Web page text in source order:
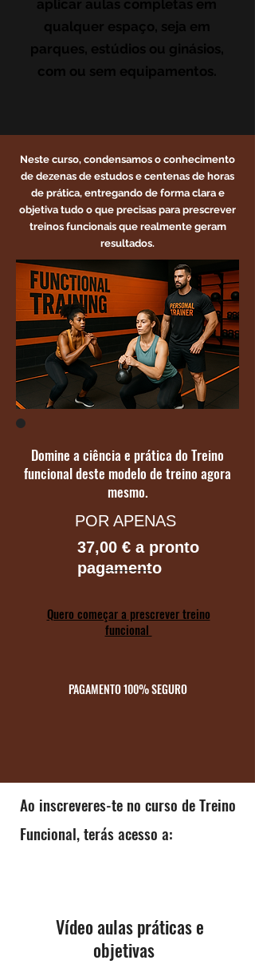
aplicar aulas completas em
qualquer espaço, seja em
parques, estúdios ou ginásios,
com ou sem equipamentos.
Neste curso, condensamos o conhecimento
de dezenas de estudos e centenas de horas
de prática, entregando de forma clara e
objetiva tudo o que precisas para prescrever
treinos funcionais que realmente geram
resultados.
Domine a ciência e prática do Treino
funcional deste modelo de treino agora
mesmo.
POR APENAS
37,00 € a pronto
pagamento
Quero começar a prescrever treino
funcional
PAGAMENTO 100% SEGURO
Ao inscreveres-te no curso de Treino
Funcional, terás acesso a:
Vídeo aulas práticas e
objetivas